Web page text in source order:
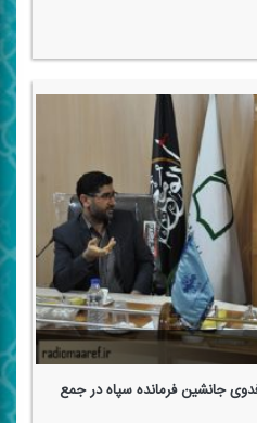
جانشین فرمانده سپاه در جمع